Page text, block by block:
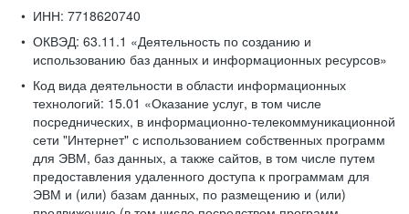
ИНН: 7718620740
ОКВЭД: 63.11.1 «Деятельность по созданию и
использованию баз данных и информационных ресурсов»
Код вида деятельности в области информационных
технологий: 15.01 «Оказание услуг, в том числе
посреднических, в информационно-телекоммуникационной
сети "Интернет" с использованием собственных программ
для ЭВМ, баз данных, а также сайтов, в том числе путем
предоставления удаленного доступа к программам для
ЭВМ и (или) базам данных, по размещению и (или)